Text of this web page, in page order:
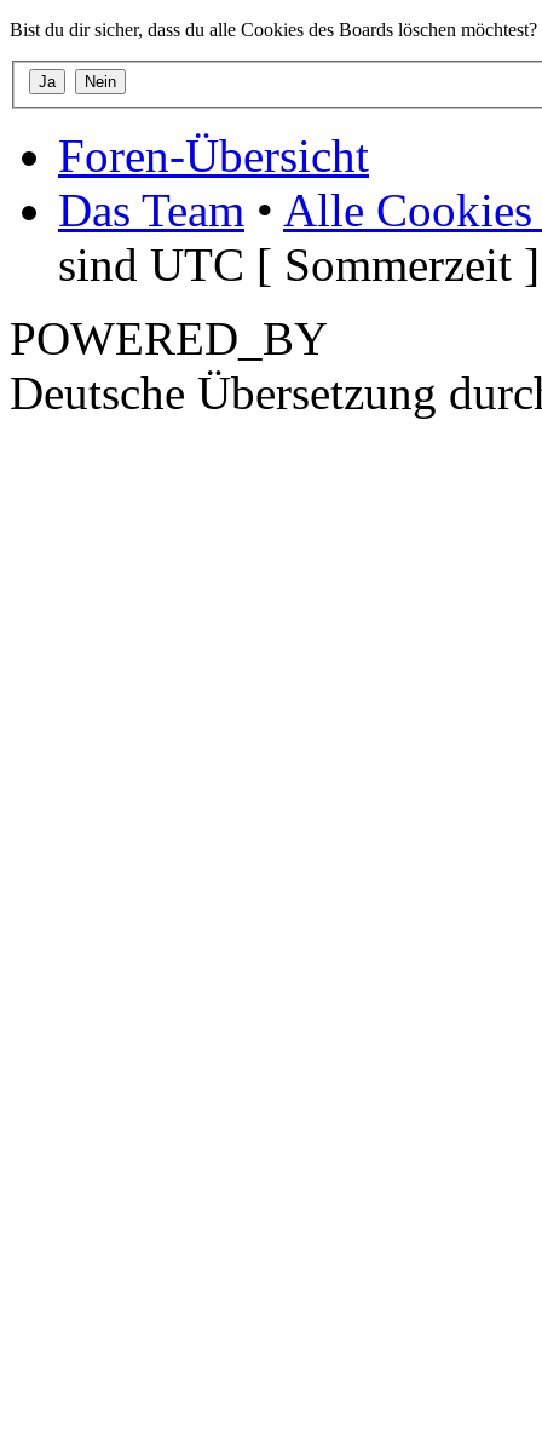
Bist du dir sicher, dass du alle Cookies des Boards löschen möchtest?
Foren-Übersicht
Das Team • Alle Cookies
sind UTC [ Sommerzeit ]
POWERED_BY
Deutsche Übersetzung